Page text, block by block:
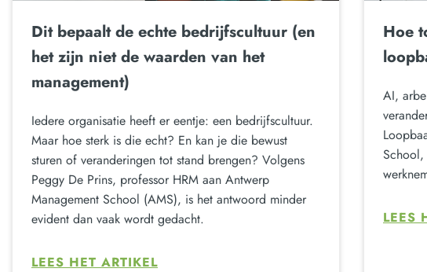
Dit bepaalt de echte bedrijfscultuur (en
het zijn niet de waarden van het
management)
Iedere organisatie heeft er eentje: een bedrijfscultuur.
Maar hoe sterk is die echt? En kan je die bewust
sturen of veranderingen tot stand brengen? Volgens
Peggy De Prins, professor HRM aan Antwerp
Management School (AMS), is het antwoord minder
evident dan vaak wordt gedacht.
LEES HET ARTIKEL
Hoe
AI,
School,
LEES